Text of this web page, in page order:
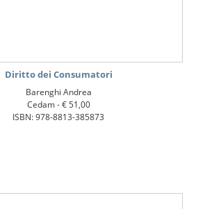
Diritto dei Consumatori
Barenghi Andrea
Cedam -€ 51,00
ISBN: 978-8813-385873